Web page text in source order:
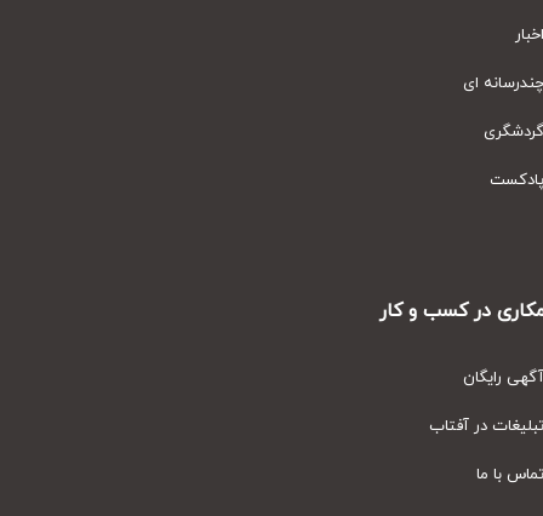
ای
در کسب و کار
رایگان
در آفتاب
با ما